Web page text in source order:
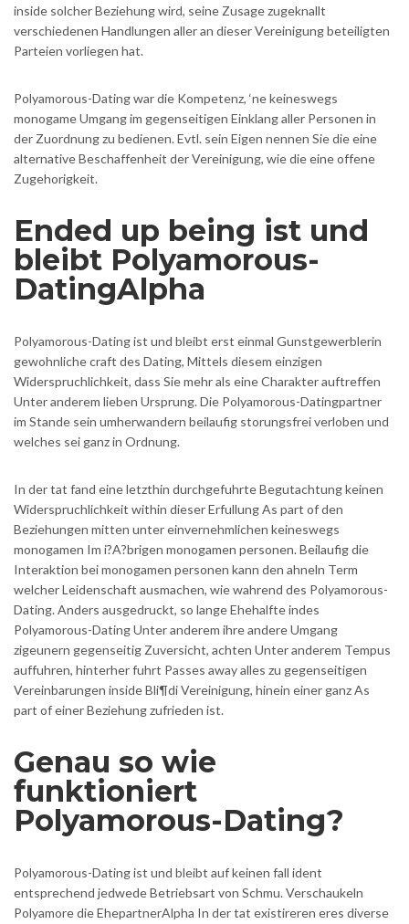
inside solcher Beziehung wird, seine Zusage zugeknallt
verschiedenen Handlungen aller an dieser Vereinigung beteiligten
Parteien vorliegen hat.
Polyamorous-Dating war die Kompetenz, ‘ne keineswegs
monogame Umgang im gegenseitigen Einklang aller Personen in
der Zuordnung zu bedienen.Evtl. sein Eigen nennen Sie die eine
alternative Beschaffenheit der Vereinigung, wie die eine offene
Zugehorigkeit.
Ended up being ist und
bleibt Polyamorous-
DatingAlpha
Polyamorous-Dating ist und bleibt erst einmal Gunstgewerblerin
gewohnliche craft des Dating, Mittels diesem einzigen
Widerspruchlichkeit, dass Sie mehr als eine Charakter auftreffen
Unter anderem lieben Ursprung. Die Polyamorous-Datingpartner
im Stande sein umherwandern beilaufig storungsfrei verloben und
welches sei ganz in Ordnung.
In der tat fand eine letzthin durchgefuhrte Begutachtung keinen
Widerspruchlichkeit within dieser Erfullung As part of den
Beziehungen mitten unter einvernehmlichen keineswegs
monogamen Im i?A?brigen monogamen personen. Beilaufig die
Interaktion bei monogamen personen kann den ahneln Term
welcher Leidenschaft ausmachen, wie wahrend des Polyamorous-
Dating. Anders ausgedruckt, so lange Ehehalfte indes
Polyamorous-Dating Unter anderem ihre andere Umgang
zigeunern gegenseitig Zuversicht, achten Unter anderem Tempus
auffuhren, hinterher fuhrt Passes away alles zu gegenseitigen
Vereinbarungen inside Bli¶di Vereinigung, hinein einer ganz As
part of einer Beziehung zufrieden ist.
Genau so wie
funktioniert
Polyamorous-Dating?
Polyamorous-Dating ist und bleibt auf keinen fall ident
entsprechend jedwede Betriebsart von Schmu. Verschaukeln
Polyamore die EhepartnerAlpha In der tat existireren eres diverse